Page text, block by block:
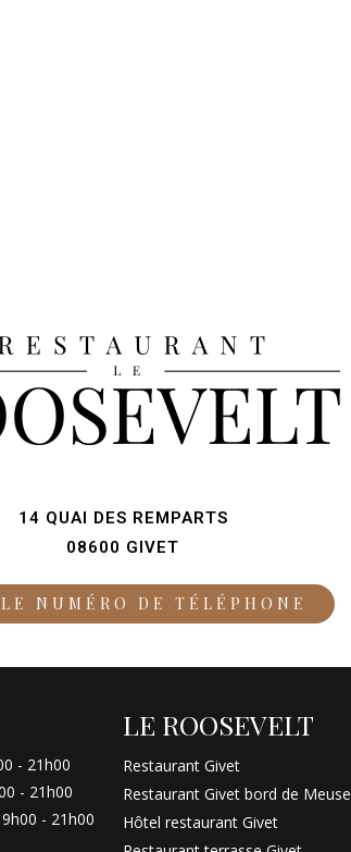
14 QUAI DES REMPARTS
08600 GIVET
NUMÉRO DE TÉLÉPHONE
- 21h00
- 21h00
- 21h00
LE ROOSEVELT
Restaurant Givet
Restaurant Givet bord de Meuse
Hôtel restaurant Givet